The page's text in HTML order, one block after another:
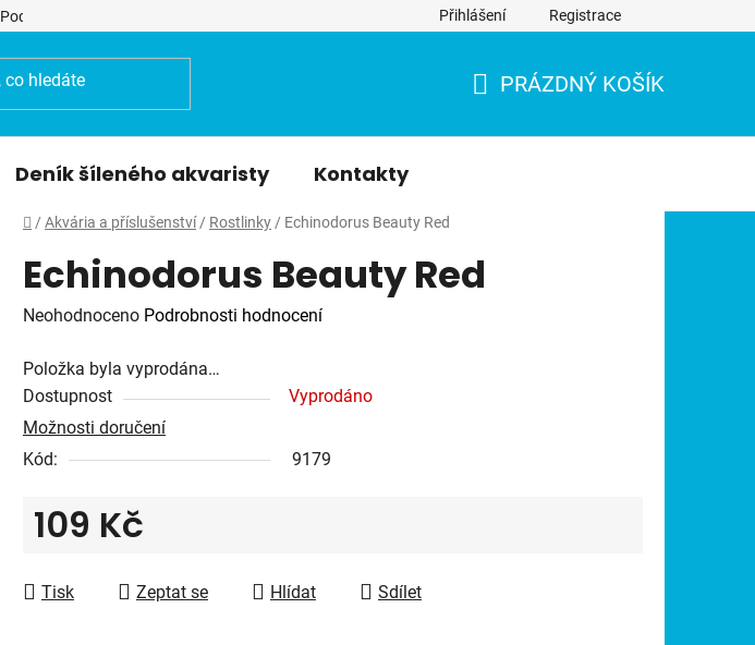
Podmínky ochrany osobních údajů Přihlášení Registrace
PRÁZDNÝ KOŠÍK
Deník šíleného akvaristy Kontakty
Domů
/ Akvária a příslušenství / Rostlinky / Echinodorus Beauty Red
Echinodorus Beauty Red
Průměrné
produktu
je
0,0
z
hvězdiček.
Neohodnoceno Podrobnosti hodnocení
Položka byla vyprodána…
Dostupnost
Vyprodáno
Možnosti doručení
Kód:
9179
109 Kč
Tisk
Zeptat se Hlídat Sdílet